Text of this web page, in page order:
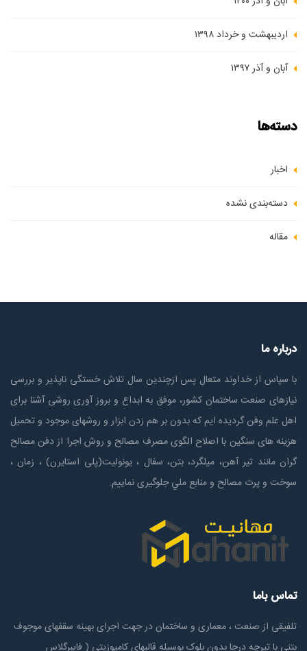
اردیبهشت و خرداد ۱۳۹۸
آبان و آذر ۱۳۹۷
دسته‌ها
اخبار
دسته‌بندی نشده
مقاله
درباره ما
با سپاس از خداوند متعال پس ازچندين سال تلاش خستگی ناپذير و بررسی
نیازهای صنعت ساختمان كشور، موفق به ابداع و بروز آوری روشی آشنا برای
اهل علم وفن گردیده ایم که بدون بر هم زدن ابزار و روشهای موجود و تحمیل
هزینه های سنگین با اصلاح الگوی مصرف مصالح و روش اجرا از دفن مصالح
گران مانند تیر آهن، میلگرد، بتن، سفال ، یونولیت(پلی استايرن) ، زمان ،
سوخت و پرت مصالح و منابع ملي جلوگیری نماییم.
تماس باما
تلفیقی از صنعت ، معماری و ساختمان در جهت اجرای بهینه سقفهای موجوف
بتنی با تیرچه درجا بدون بلوک بوسیله قالبهای کامپوزیتی ( فایبرگلاس